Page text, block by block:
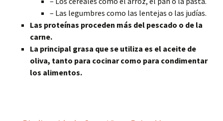
– Las legumbres como las lentejas o las judías.
Las proteínas proceden más del pescado o de la
carne.
La principal grasa que se utiliza es el aceite de
oliva, tanto para cocinar como para condimentar
los alimentos.